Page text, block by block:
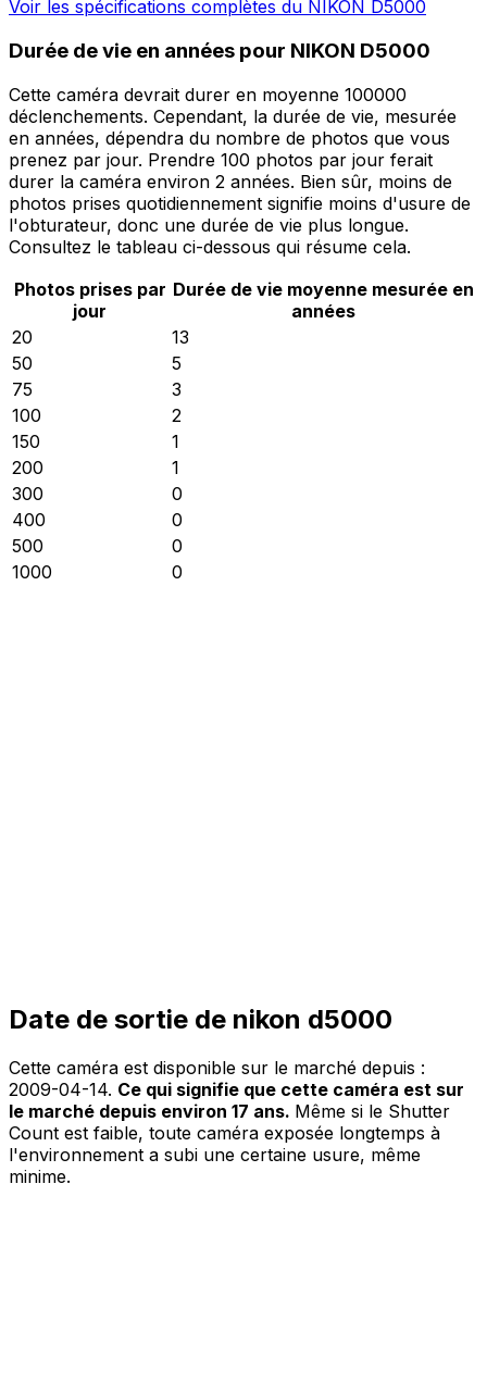
Voir les spécifications complètes du NIKON D5000
Durée de vie en années pour NIKON D5000
Cette caméra devrait durer en moyenne 100000
déclenchements. Cependant, la durée de vie, mesurée
en années, dépendra du nombre de photos que vous
prenez par jour. Prendre 100 photos par jour ferait
durer la caméra environ 2 années. Bien sûr, moins de
photos prises quotidiennement signifie moins d'usure de
l'obturateur, donc une durée de vie plus longue.
Consultez le tableau ci-dessous qui résume cela.
Photos prises par
jour
Durée de vie moyenne mesurée en
années
20
13
50
5
75
3
100
2
150
1
200
1
300
0
400
0
500
0
1000
0
Date de sortie de nikon d5000
Cette caméra est disponible sur le marché depuis :
2009-04-14. Ce qui signifie que cette caméra est sur
le marché depuis environ 17 ans. Même si le Shutter
Count est faible, toute caméra exposée longtemps à
l'environnement a subi une certaine usure, même
minime.